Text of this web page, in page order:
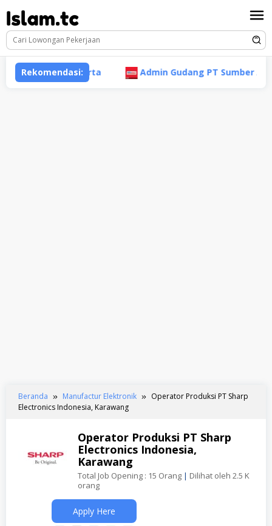
konten
Rekomendasi:Admin Gudang PT Sumber Alfaria Trijaya
Beranda Manufactur Elektronik
Operator Produksi PT Sharp
Electronics Indonesia, Karawang
Operator Produksi PT Sharp
Electronics Indonesia,
Karawang
Total Job Opening : 15 Orang | Dilihat oleh 2.5 K
orang
Apply Here